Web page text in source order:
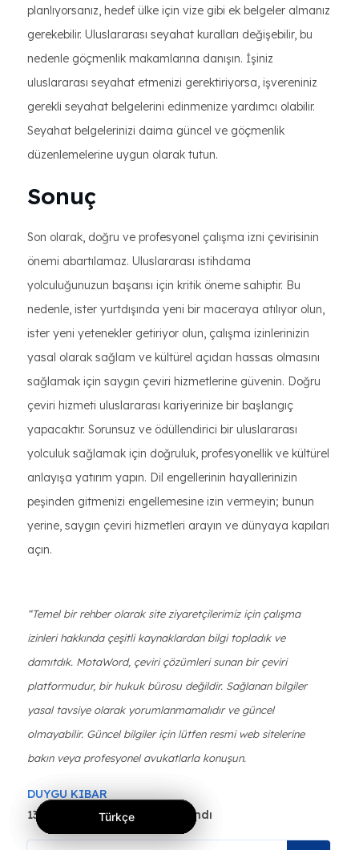
planlıyorsanız, hedef ülke için vize gibi ek belgeler almanız
gerekebilir. Uluslararası seyahat kuralları değişebilir, bu
nedenle göçmenlik makamlarına danışın. İşiniz
uluslararası seyahat etmenizi gerektiriyorsa, işvereniniz
gerekli seyahat belgelerini edinmenize yardımcı olabilir.
Seyahat belgelerinizi daima güncel ve göçmenlik
düzenlemelerine uygun olarak tutun.
Sonuç
Son olarak, doğru ve profesyonel çalışma izni çevirisinin
önemi abartılamaz. Uluslararası istihdama
yolculuğunuzun başarısı için kritik öneme sahiptir. Bu
nedenle, ister yurtdışında yeni bir maceraya atılıyor olun,
ister yeni yetenekler getiriyor olun, çalışma izinlerinizin
yasal olarak sağlam ve kültürel açıdan hassas olmasını
sağlamak için saygın çeviri hizmetlerine güvenin. Doğru
çeviri hizmeti uluslararası kariyerinize bir başlangıç
yapacaktır. Sorunsuz ve ödüllendirici bir uluslararası
yolculuk sağlamak için doğruluk, profesyonellik ve kültürel
anlayışa yatırım yapın. Dil engellerinin hayallerinizin
peşinden gitmenizi engellemesine izin vermeyin; bunun
yerine, saygın çeviri hizmetleri arayın ve dünyaya kapıları
açın.
“Temel bir rehber olarak site ziyaretçilerimiz için çalışma
izinleri hakkında çeşitli kaynaklardan bilgi topladık ve
damıtdık. MotaWord, çeviri çözümleri sunan bir çeviri
platformudur, bir hukuk bürosu değildir. Sağlanan bilgiler
yasal tavsiye olarak yorumlanmamalıdır ve güncel
olmayabilir. Güncel bilgiler için lütfen resmi web sitelerine
bakın veya profesyonel avukatlarla konuşun.
DUYGU KIBAR
13 Kas 2023 tarihinde yayınlandı
Türkçe
Türkçe
Türkçe